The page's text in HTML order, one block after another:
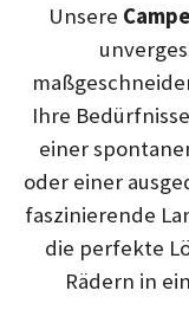
Unsere
Ihre
einer
oder einer
faszinierende
die perfekte
Rädern in